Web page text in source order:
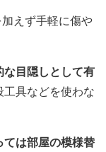
えず手軽に傷や
目隠しとして有
具などを使わな
は部屋の模様替